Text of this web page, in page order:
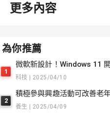
更多內容
為你推薦
1
微軟新設計！Windows 11
科技 | 2025/04/10
2
積極參與興趣活動可改善老
養生 | 2025/04/09